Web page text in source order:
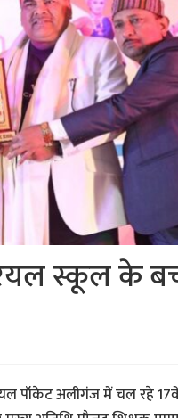
स्कूल के
पॉकेट अलीगंज में चल रहे